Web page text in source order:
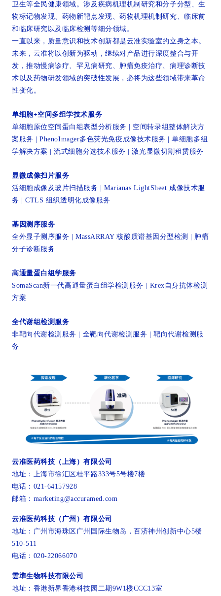
卫生等全民健康领域。涉及疾病机理机制研究和分子分型、生
物标记物发现、药物新靶点发现、药物机理机制研究、临床前
和临床研究以及临床检测等细分领域。
一直以来，质量意识和技术创新都是云准实验室的立身之本。
未来，云准将以创新为驱动，继续对产品进行深度整合与开
发，推动慢病诊疗、罕见病研究、肿瘤免疫治疗、病理诊断技
术以及药物研发领域的突破性发展，必将为这些领域带来革命
性变化。
单细胞+空间多组学技术服务
单细胞原位空间蛋白组表型分析服务 | 空间转录组整体解决方
案服务 | PhenoImager多色荧光免疫成像技术服务 | 单细胞多组
学解决方案 | 流式细胞分选技术服务 | 激光显微切割租赁服务
显微成像扫片服务
活细胞成像及玻片扫描服务 | Marianas LightSheet 成像技术服
务 | CTLS 组织透明化成像服务
基因测序服务
全外显子测序服务 | MassARRAY 核酸质谱基因分型检测 | 肿瘤
分子诊断服务
高通量蛋白组学服务
SomaScan新一代高通量蛋白组学检测服务 | Krex自身抗体检测
方案
全代谢组检测服务
非靶向代谢检测服务 | 全靶向代谢检测服务 | 靶向代谢检测服
务
云准医药科技（上海）有限公司
地址：上海市徐汇区桂平路333号5号楼7楼
电话：021-64157928
邮箱：marketing@accuramed.com
云准医药科技（广州）有限公司
地址：广州市海珠区广州国际生物岛，百济神州创新中心5楼
510-511
电话：020-22066070
雲準生物科技有限公司
地址：香港新界香港科技园二期9W1楼CCC13室